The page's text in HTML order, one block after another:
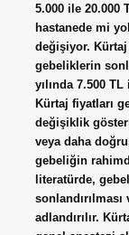
5.000 ile 20.000
hastanede mi
değişiyor. Kürtaj
gebeliklerin
yılında 7.500
Kürtaj fiyatları
değişiklik
veya daha
gebeliğin
literatürde,
adlandırılır.